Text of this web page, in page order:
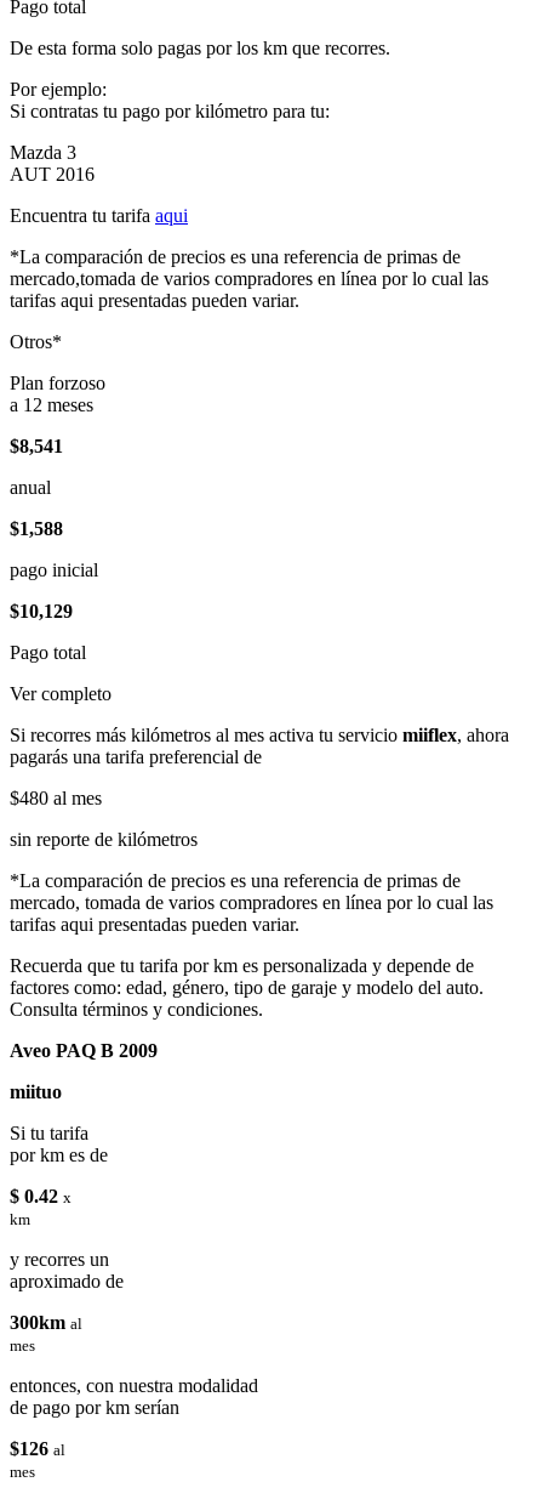
Pago total
De esta forma solo pagas por los km que recorres.
Por ejemplo:
Si contratas tu pago por kilómetro para tu:
Mazda 3
AUT 2016
Encuentra tu tarifa aqui
*La comparación de precios es una referencia de primas de
mercado,tomada de varios compradores en línea por lo cual las
tarifas aqui presentadas pueden variar.
Otros*
Plan forzoso
a 12 meses
$8,541
anual
$1,588
pago inicial
$10,129
Pago total
Ver completo
Si recorres más kilómetros al mes activa tu servicio miiflex, ahora
pagarás una tarifa preferencial de
$480 al mes
sin reporte de kilómetros
*La comparación de precios es una referencia de primas de
mercado, tomada de varios compradores en línea por lo cual las
tarifas aqui presentadas pueden variar.
Recuerda que tu tarifa por km es personalizada y depende de
factores como: edad, género, tipo de garaje y modelo del auto.
Consulta términos y condiciones.
Aveo PAQ B 2009
miituo
Si tu tarifa
por km es de
$ 0.42 x
km
y recorres un
aproximado de
300km al
mes
entonces, con nuestra modalidad
de pago por km serían
$126 al
mes